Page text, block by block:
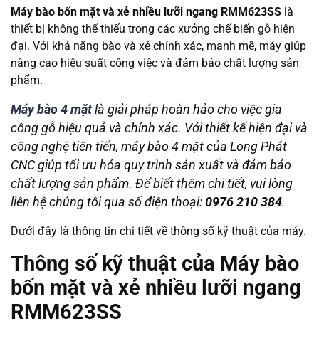
Máy bào bốn mặt và xẻ nhiều lưỡi ngang RMM623SS là
thiết bị không thể thiếu trong các xưởng chế biến gỗ hiện
đại. Với khả năng bào và xẻ chính xác, mạnh mẽ, máy giúp
nâng cao hiệu suất công việc và đảm bảo chất lượng sản
phẩm.
Máy bào 4 mặtlà giải pháp hoàn hảo cho việc gia
công gỗ hiệu quả và chính xác. Với thiết kế hiện đại và
công nghệ tiên tiến, máy bào 4 mặt của Long Phát
CNC giúp tối ưu hóa quy trình sản xuất và đảm bảo
chất lượng sản phẩm. Để biết thêm chi tiết, vui lòng
liên hệ chúng tôi qua số điện thoại: 0976 210 384.
Dưới đây là thông tin chi tiết về thông số kỹ thuật của máy.
Thông số kỹ thuật của Máy bào
bốn mặt và xẻ nhiều lưỡi ngang
RMM623SS